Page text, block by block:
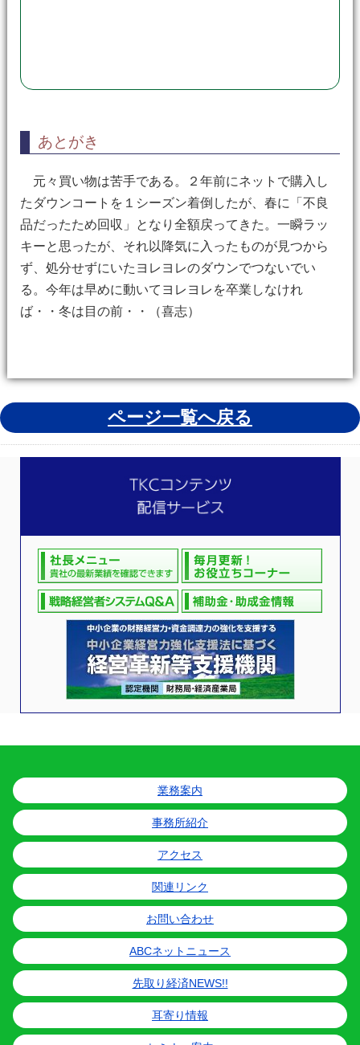
あとがき
元々買い物は苦手である。２年前にネットで購入し
たダウンコートを１シーズン着倒したが、春に「不良
品だったため回収」となり全額戻ってきた。一瞬ラッ
キーと思ったが、それ以降気に入ったものが見つから
ず、処分せずにいたヨレヨレのダウンでつないでい
る。今年は早めに動いてヨレヨレを卒業しなけれ
ば・・冬は目の前・・（喜志）
ページ一覧へ戻る
業務案内
事務所紹介
アクセス
関連リンク
お問い合わせ
ABCネットニュース
先取り経済NEWS!!
耳寄り情報